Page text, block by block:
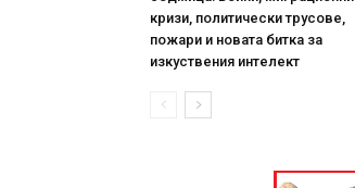
кризи, политически трусове,
пожари и новата битка за
изкуствения интелект